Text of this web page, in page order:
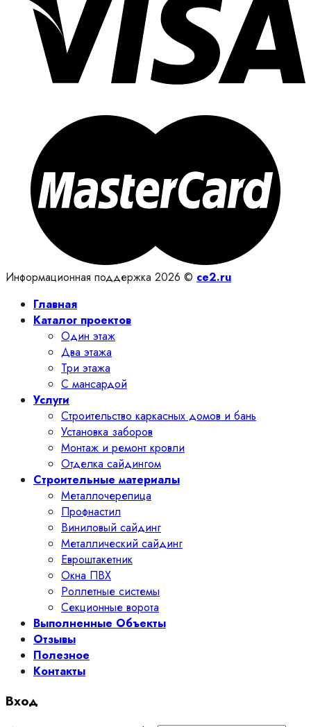
Информационная поддержка 2026 © ce2.ru
Главная
Каталог проектов
Один этаж
Два этажа
Три этажа
С мансардой
Услуги
Строительство каркасных домов и бань
Установка заборов
Монтаж и ремонт кровли
Отделка сайдингом
Строительные материалы
Металлочерепица
Профнастил
Виниловый сайдинг
Металлический сайдинг
Евроштакетник
Окна ПВХ
Роллетные системы
Секционные ворота
Выполненные Объекты
Отзывы
Полезное
Контакты
Вход